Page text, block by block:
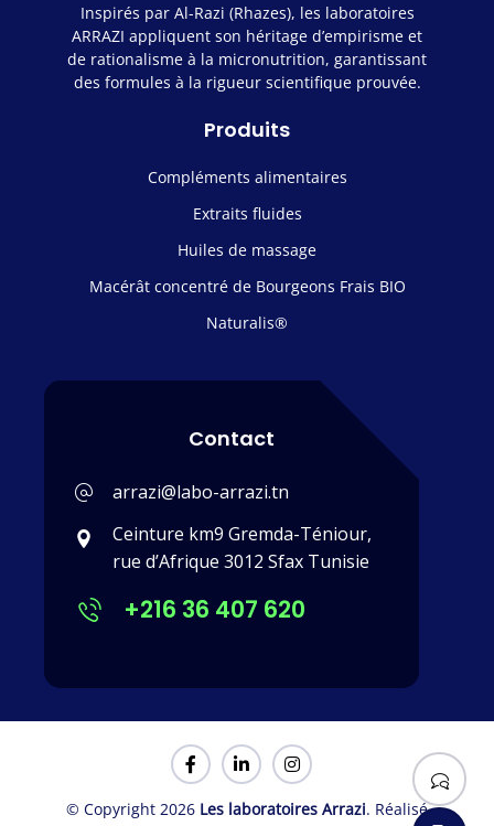
Inspirés par Al-Razi (Rhazes), les laboratoires
ARRAZI appliquent son héritage d’empirisme et
de rationalisme à la micronutrition, garantissant
des formules à la rigueur scientifique prouvée.
Produits
Compléments alimentaires
Extraits fluides
Huiles de massage
Macérât concentré de Bourgeons Frais BIO
Naturalis®
Contact
arrazi@labo-arrazi.tn
Ceinture km9 Gremda-Téniour,
rue d’Afrique 3012 Sfax Tunisie
+216 36 407 620
© Copyright 2026 Les laboratoires Arrazi. Réalisé